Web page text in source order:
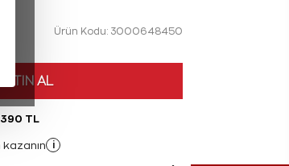
Ürün Kodu: 3000648450
AL
TL
i